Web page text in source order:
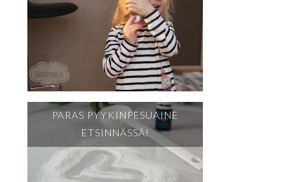
PARAS PYYKINPESUAINE
ETSINNÄSSÄ!